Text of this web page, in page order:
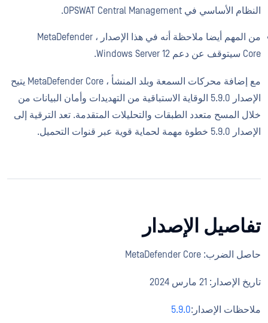
النظام الأساسي في OPSWAT Central Management.
من المهم أيضا ملاحظة أنه في هذا الإصدار ، MetaDefender
Core سيتوقف عن دعم Windows Server 12.
مع إضافة محركات السمعة وبلد المنشأ ، MetaDefender Core يتيح
الإصدار 5.9.0 الوقاية الاستباقية من التهديدات وأمان البيانات من
خلال المسح متعدد الطبقات والتحليلات المتقدمة. تعد الترقية إلى
الإصدار 5.9.0 خطوة مهمة لحماية قوية عبر قنوات التحميل.
تفاصيل الإصدار
حاصل الضرب: MetaDefender Core
تاريخ الإصدار: 21 مارس 2024
ملاحظات الإصدار:5.9.0